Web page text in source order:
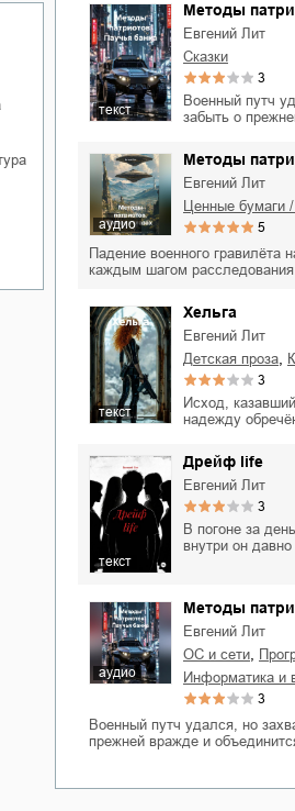
текст
Методы
Евгений Лит
сказки
3
Военный путч
забыть о
аудио
Методы
Евгений Лит
ценные бумаги
5
Падение военного гравилёта
каждым шагом
текст
Хельга
Евгений Лит
детская проза
3
Исход,
надежду
текст
Дрейф life
Евгений Лит
3
В погоне за
внутри он
аудио
Методы
Евгений Лит
ОС и сети
информатика и
3
Военный путч удался, но
прежней вражде и